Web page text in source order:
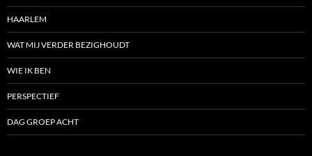
HAARLEM
WAT MIJ VERDER BEZIGHOUDT
WIE IK BEN
PERSPECTIEF
DAG GROEP ACHT